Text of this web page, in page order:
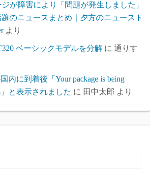
ジが障害により「問題が発生しました」
のニュースまとめ｜夕方のニュースト
より
ベーシックモデルを分解 に 通りす
内に到着後「Your package is being
」と表示されました に 田中太郎 より